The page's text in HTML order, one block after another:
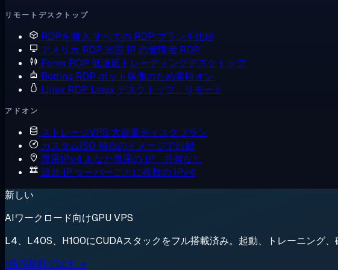
リモートデスクトップ
RDPを購入 すべての RDP プランを比較
アメリカ RDP 米国 IP の管理者 RDP
Forex RDP 低遅延トレーディングデスクトップ
Botting RDP ボット稼働のため常時オン
Linux RDP Linux デスクトップ、リモート
アドオン
ストレージVPS 大容量ディスクプラン
カスタムISO 独自のイメージで起動
専用IPv4 あなた専用の IP、共有なし
追加 IP サーバーごとに複数の IPv4
新しい
AIワークロード向けGPU VPS
L4、L40S、H100にCUDAスタックをフル搭載済み。起動、トレーニング、
1時間無料で試す →